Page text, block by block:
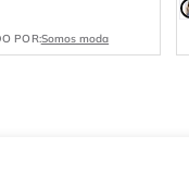
POR:Somos moda